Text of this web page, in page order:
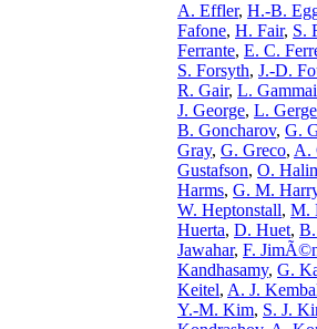
A. Effler, H.-B.
Fafone, H. Fair, S.
Ferrante, E. C.
S. Forsyth, J.-D.
R. Gair, L.
J. George, L.
B. Goncharov, G.
Gray, G. Greco, A.
Gustafson, O.
Harms, G. M.
W. Heptonstall, M.
Huerta, D. Huet,
Jawahar, F.
Kandhasamy, G.
Keitel, A. J.
Y.-M. Kim, S. J.